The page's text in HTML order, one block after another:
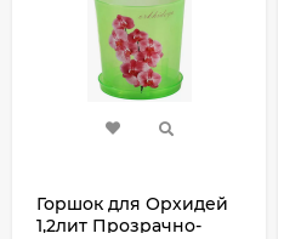
Горшок для Орхидей
1,2лит Прозрачно-